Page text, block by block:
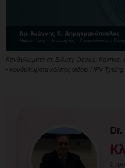
Κονδυλώματα σε Ειδικές Θέσεις: Κόλπος,
- κονδυλώματα κόλπος αιδοίο HPV Typing